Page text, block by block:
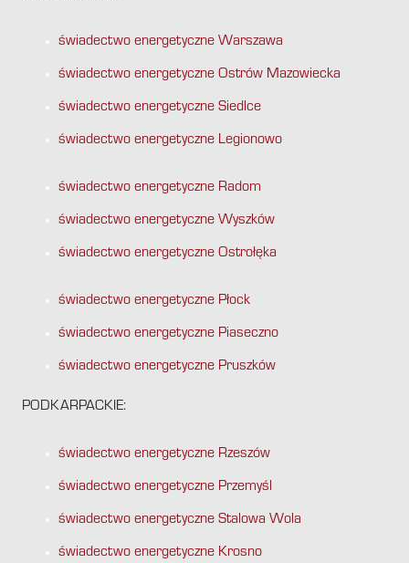
świadectwo energetyczne Warszawa
świadectwo energetyczne Ostrów Mazowiecka
świadectwo energetyczne Siedlce
świadectwo energetyczne Legionowo
świadectwo energetyczne Radom
świadectwo energetyczne Wyszków
świadectwo energetyczne Ostrołęka
świadectwo energetyczne Płock
świadectwo energetyczne Piaseczno
świadectwo energetyczne Pruszków
PODKARPACKIE:
świadectwo energetyczne Rzeszów
świadectwo energetyczne Przemyśl
świadectwo energetyczne Stalowa Wola
świadectwo energetyczne Krosno